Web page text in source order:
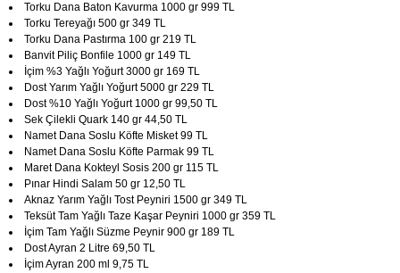
Torku Dana Baton Kavurma 1000 gr 999 TL
Torku Tereyağı 500 gr 349 TL
Torku Dana Pastırma 100 gr 219 TL
Banvit Piliç Bonfile 1000 gr 149 TL
İçim %3 Yağlı Yoğurt 3000 gr 169 TL
Dost Yarım Yağlı Yoğurt 5000 gr 229 TL
Dost %10 Yağlı Yoğurt 1000 gr 99,50 TL
Sek Çilekli Quark 140 gr 44,50 TL
Namet Dana Soslu Köfte Misket 99 TL
Namet Dana Soslu Köfte Parmak 99 TL
Maret Dana Kokteyl Sosis 200 gr 115 TL
Pınar Hindi Salam 50 gr 12,50 TL
Aknaz Yarım Yağlı Tost Peyniri 1500 gr 349 TL
Teksüt Tam Yağlı Taze Kaşar Peyniri 1000 gr 359 TL
İçim Tam Yağlı Süzme Peynir 900 gr 189 TL
Dost Ayran 2 Litre 69,50 TL
İçim Ayran 200 ml 9,75 TL